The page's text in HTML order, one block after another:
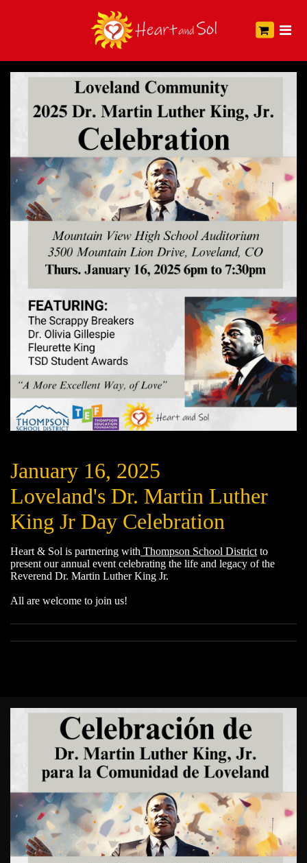
January 16, 2025
Loveland's Dr. Martin Luther
King Jr Day Celebration
Heart & Sol is partnering with Thompson School District to
present our annual event celebrating the life and legacy of the
Reverend Dr. Martin Luther King Jr.
All are welcome to join us!